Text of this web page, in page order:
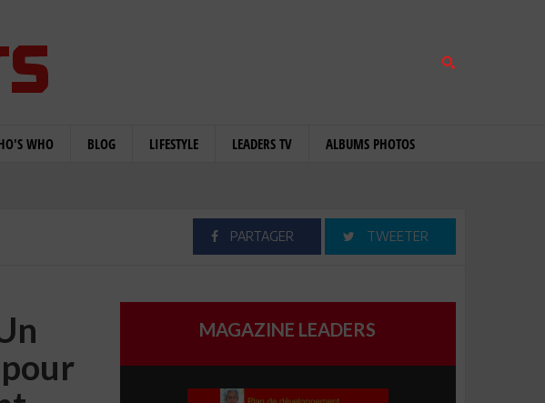
WHO BLOG LIFESTYLE LEADERS TV ALBUMS PHOTOS
PARTAGER TWEETER
MAGAZINE LEADERS